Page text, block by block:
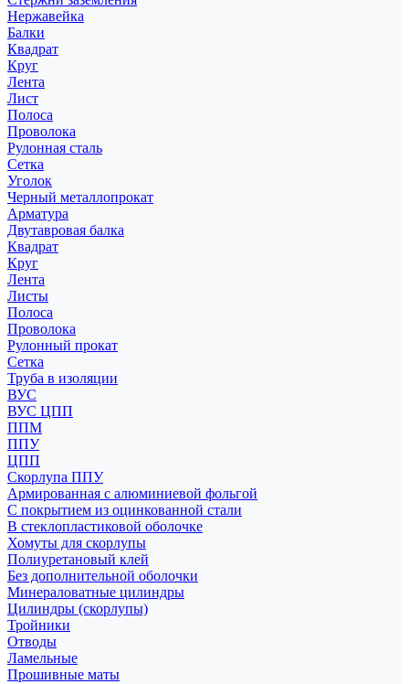
Нержавейка
Балки
Квадрат
Круг
Лента
Лист
Полоса
Проволока
Рулонная сталь
Сетка
Уголок
Черный металлопрокат
Арматура
Двутавровая балка
Квадрат
Круг
Лента
Листы
Полоса
Проволока
Рулонный прокат
Сетка
Труба в изоляции
ВУС
ВУС ЦПП
ППМ
ППУ
ЦПП
Скорлупа ППУ
Армированная с алюминиевой фольгой
С покрытием из оцинкованной стали
В стеклопластиковой оболочке
Хомуты для скорлупы
Полиуретановый клей
Без дополнительной оболочки
Минераловатные цилиндры
Цилиндры (скорлупы)
Тройники
Отводы
Ламельные
Прошивные маты